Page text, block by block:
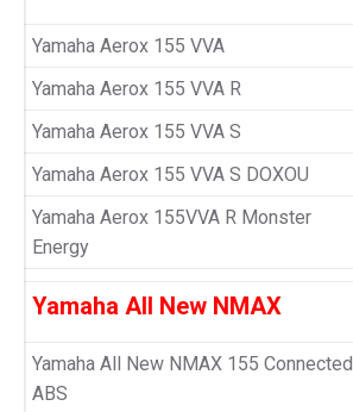
Yamaha Aerox 155 VVA
Yamaha Aerox 155 VVA R
Yamaha Aerox 155 VVA S
Yamaha Aerox 155 VVA S DOXOU
Yamaha Aerox 155VVA R Monster
Energy
Yamaha All New NMAX
Yamaha All New NMAX 155 Connected
ABS